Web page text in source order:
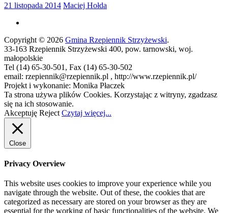
21 listopada 2014 Maciej Hołda
Copyright © 2026 Gmina Rzepiennik Strzyżewski.
33-163 Rzepiennik Strzyżewski 400, pow. tarnowski, woj.
małopolskie
Tel (14) 65-30-501, Fax (14) 65-30-502
email: rzepiennik@rzepiennik.pl , http://www.rzepiennik.pl/
Projekt i wykonanie: Monika Płaczek
Ta strona używa plików Cookies. Korzystając z witryny, zgadzasz
się na ich stosowanie.
Akceptuję Reject Czytaj więcej...
Close
Privacy Overview
This website uses cookies to improve your experience while you
navigate through the website. Out of these, the cookies that are
categorized as necessary are stored on your browser as they are
essential for the working of basic functionalities of the website. We